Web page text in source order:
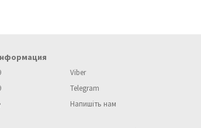
Viber
Telegram
Напишіть нам